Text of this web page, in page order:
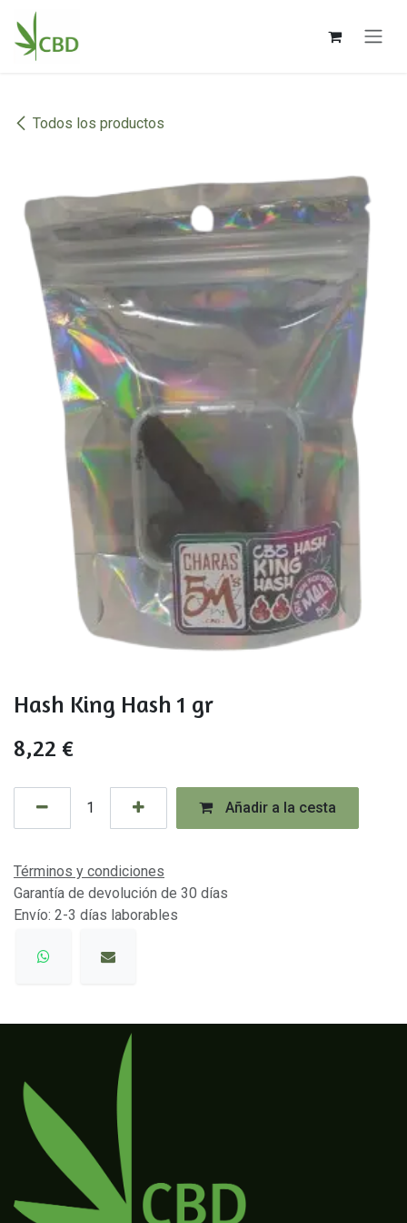
Ir al contenido
Todos los productos
Hash King Hash 1 gr
8,22 €
Añadir a la cesta
Términos y condiciones
Garantía de devolución de 30 días
Envío: 2-3 días laborables